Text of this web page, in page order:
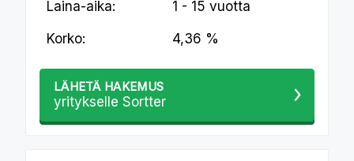
Laina-aika: 1 - 15 vuotta
Korko: 4,36 %
LÄHETÄ HAKEMUS
yritykselle Sortter